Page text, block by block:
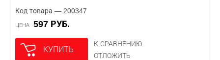
Код товара — 200347
ЦЕНА 597 РУБ.
КУПИТЬ
К СРАВНЕНИЮ
ОТЛОЖИТЬ